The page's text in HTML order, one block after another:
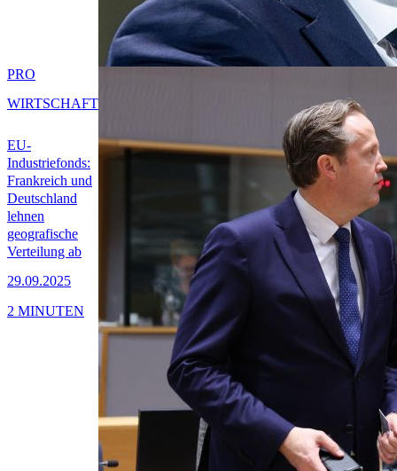
EU-
Industriefonds:
Frankreich und
Deutschland
lehnen
geografische
Verteilung ab
29.09.2025
PRO
WIRTSCHAFT
2 MINUTEN